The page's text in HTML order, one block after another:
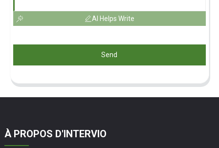
AI Helps Write
Send
À PROPOS D'INTERVIO